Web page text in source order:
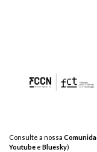
Consulte a nossa
Youtube e Bluesky)